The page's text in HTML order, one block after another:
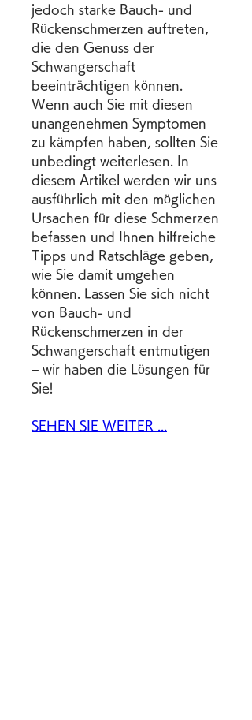
jedoch starke Bauch- und
Rückenschmerzen auftreten,
die den Genuss der
Schwangerschaft
beeinträchtigen können.
Wenn auch Sie mit diesen
unangenehmen Symptomen
zu kämpfen haben, sollten Sie
unbedingt weiterlesen. In
diesem Artikel werden wir uns
ausführlich mit den möglichen
Ursachen für diese Schmerzen
befassen und Ihnen hilfreiche
Tipps und Ratschläge geben,
wie Sie damit umgehen
können. Lassen Sie sich nicht
von Bauch- und
Rückenschmerzen in der
Schwangerschaft entmutigen
– wir haben die Lösungen für
Sie!
SEHEN SIE WEITER ...